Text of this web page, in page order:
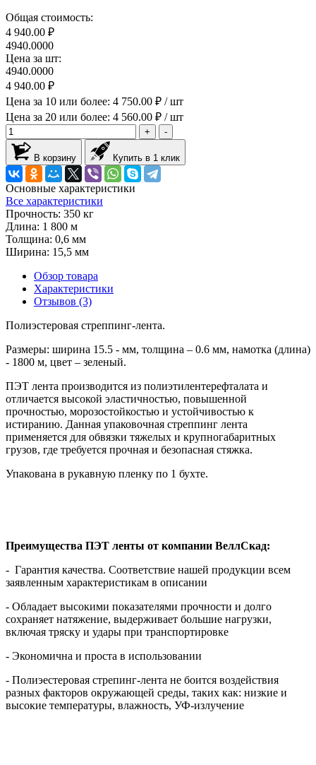
Общая стоимость:
4 940.00 ₽
4940.0000
Цена за шт:
4940.0000
4 940.00 ₽
Цена за 10 или более: 4 750.00 ₽ / шт
Цена за 20 или более: 4 560.00 ₽ / шт
+ -
В корзину Купить в 1 клик
Основные характеристики
Все характеристики
Прочность: 350 кг
Длина: 1 800 м
Толщина: 0,6 мм
Ширина: 15,5 мм
Обзор товара
Характеристики
Отзывов (3)
Полиэстеровая стреппинг-лента.
Размеры: ширина 15.5 - мм, толщина – 0.6 мм, намотка (длина)
- 1800 м, цвет – зеленый.
ПЭТ лента производится из полиэтилентерефталата и
отличается высокой эластичностью, повышенной
прочностью, морозостойкостью и устойчивостью к
истиранию. Данная упаковочная стреппинг лента
применяется для обвязки тяжелых и крупногабаритных
грузов, где требуется прочная и безопасная стяжка.
Упакована в рукавную пленку по 1 бухте.
Преимущества ПЭТ ленты от компании ВеллСкад:
- Гарантия качества. Соответствие нашей продукции всем
заявленным характеристикам в описании
- Обладает высокими показателями прочности и долго
сохраняет натяжение, выдерживает большие нагрузки,
включая тряску и удары при транспортировке
- Экономична и проста в использовании
- Полиэестеровая стрепинг-лента не боится воздействия
разных факторов окружающей среды, таких как: низкие и
высокие температуры, влажность, УФ-излучение